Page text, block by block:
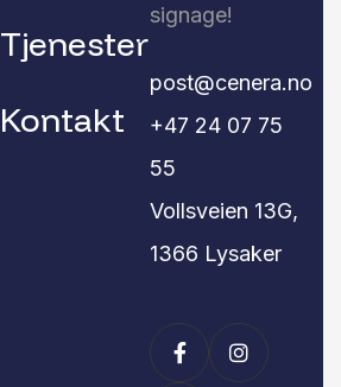
Tjenester
Kontakt
signage!
post@cenera.no
+47 24 07 75
55
Vollsveien 13G,
1366 Lysaker